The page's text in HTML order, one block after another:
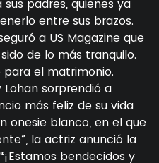
padres, quienes ya
entre sus brazos.
a US Magazine que
de lo más tranquilo.
el matrimonio.
sorprendió a
más feliz de su vida
onesie blanco, en el que
la actriz anunció la
bendecidos y